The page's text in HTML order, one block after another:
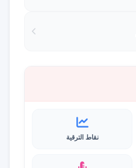
نقاط الترقية